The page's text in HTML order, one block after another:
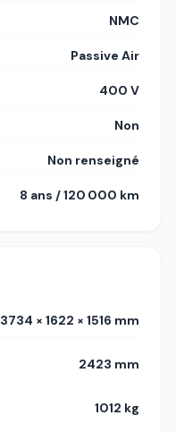
NMC
Passive Air
400 V
Non
Non renseigné
8 ans / 120 000 km
3734 × 1622 × 1516 mm
2423 mm
1012 kg